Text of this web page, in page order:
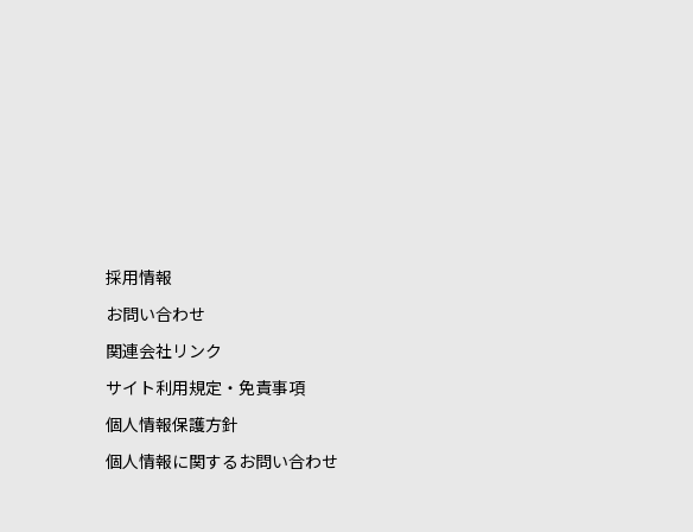
採用情報
お問い合わせ
関連会社リンク
サイト利用規定・免責事項
個人情報保護方針
個人情報に関するお問い合わせ